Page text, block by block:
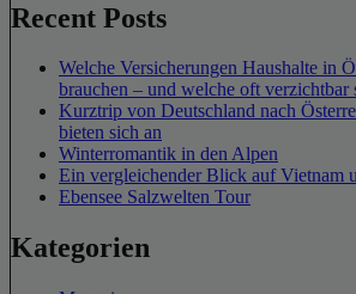
Recent Posts
Welche Versicherungen Haushalte in
brauchen – und welche oft verzichtbar
Kurztrip von Deutschland nach
bieten sich an
Winterromantik in den Alpen
Ein vergleichender Blick auf Vietnam
Ebensee Salzwelten Tour
Kategorien